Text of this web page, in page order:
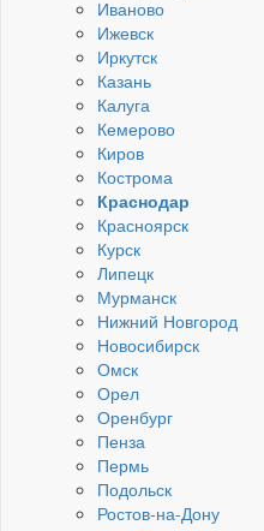
Иваново
Ижевск
Иркутск
Казань
Калуга
Кемерово
Киров
Кострома
Краснодар
Красноярск
Курск
Липецк
Мурманск
Нижний Новгород
Новосибирск
Омск
Орел
Оренбург
Пенза
Пермь
Подольск
Ростов-на-Дону